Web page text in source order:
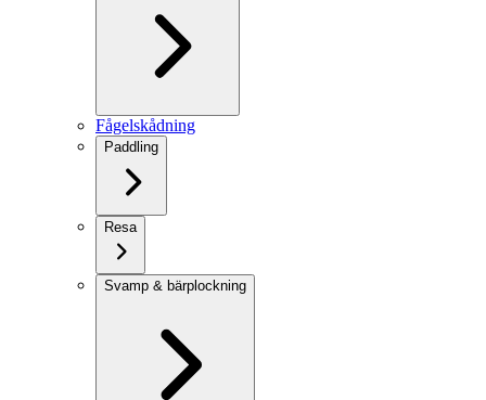
Fågelskådning
Paddling
Resa
Svamp & bärplockning